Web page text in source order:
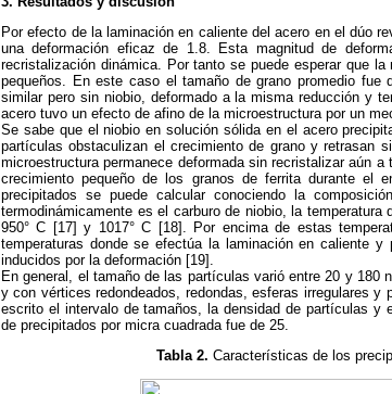
Por efecto de la laminación en caliente del acero en el dúo
una deformación eficaz de 1.8. Esta magnitud de
recristalización dinámica. Por tanto se puede esperar que
pequeños. En este caso el tamaño de grano promedio
similar pero sin niobio, deformado a la misma reducción y
acero tuvo un efecto de afino de la microestructura por un
Se sabe que el niobio en solución sólida en el acero
partículas obstaculizan el crecimiento de grano y retrasan
microestructura permanece deformada sin recristalizar aún
crecimiento pequeño de los granos de ferrita durante el
precipitados se puede calcular conociendo la
termodinámicamente es el carburo de niobio, la
950° C [17] y 1017° C [18]. Por encima de estas
temperaturas donde se efectúa la laminación en caliente
inducidos por la deformación [19].
En general, el tamaño de las partículas varió entre 20 y 180
y con vértices redondeados, redondas, esferas irregulares
escrito el intervalo de tamaños, la densidad de partículas y
de precipitados por micra cuadrada fue de 25.
Tabla 2. Características de los